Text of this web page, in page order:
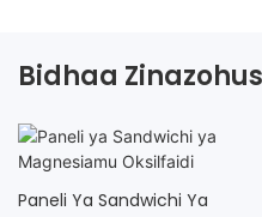
Bidhaa
Paneli Ya Sandwichi Ya